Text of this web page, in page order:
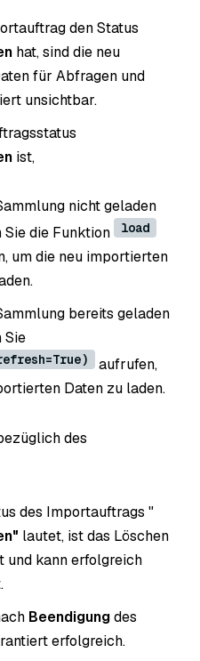
den Status
hat, sind die neu
für Abfragen und
unsichtbar.
ist,
nicht geladen
Sie die Funktion
load
um die neu importierten
bereits geladen
Sie
aufrufen,
Daten zu laden.
des
des Importauftrags "
lautet, ist das Löschen
und kann erfolgreich
Beendigungdes
erfolgreich.